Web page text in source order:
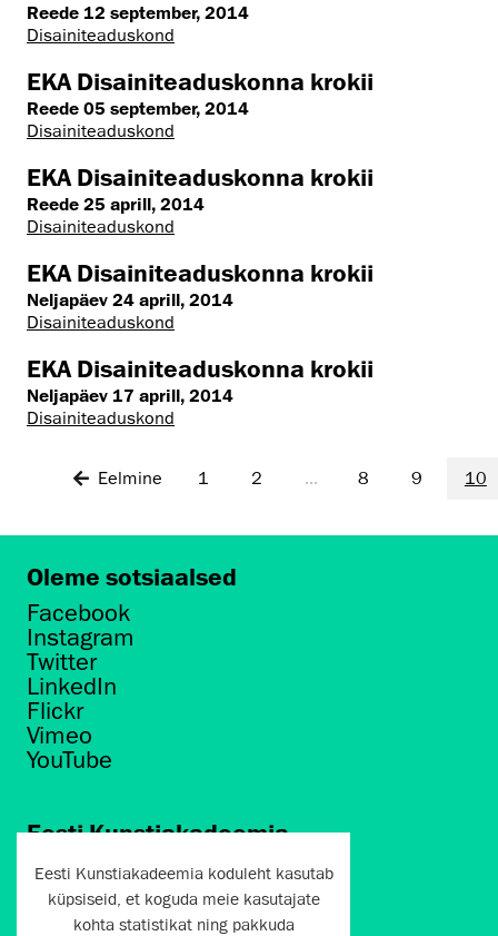
Reede 12 september, 2014
Disaini­­teaduskond
EKA Disainiteaduskonna krokii
Reede 05 september, 2014
Disaini­­teaduskond
EKA Disainiteaduskonna krokii
Reede 25 aprill, 2014
Disaini­­teaduskond
EKA Disainiteaduskonna krokii
Neljapäev 24 aprill, 2014
Disaini­­teaduskond
EKA Disainiteaduskonna krokii
Neljapäev 17 aprill, 2014
Disaini­­teaduskond
Eelmine 1 2 ... 8 9 10
Oleme sotsiaalsed
Facebook
Instagram
Twitter
LinkedIn
Flickr
Vimeo
YouTube
Eesti Kunstiakadeemia
Põhja puiestee 7
Tallinn 10412
Eesti Kunstiakadeemia koduleht kasutab
küpsiseid, et koguda meie kasutajate
kohta statistikat ning pakkuda